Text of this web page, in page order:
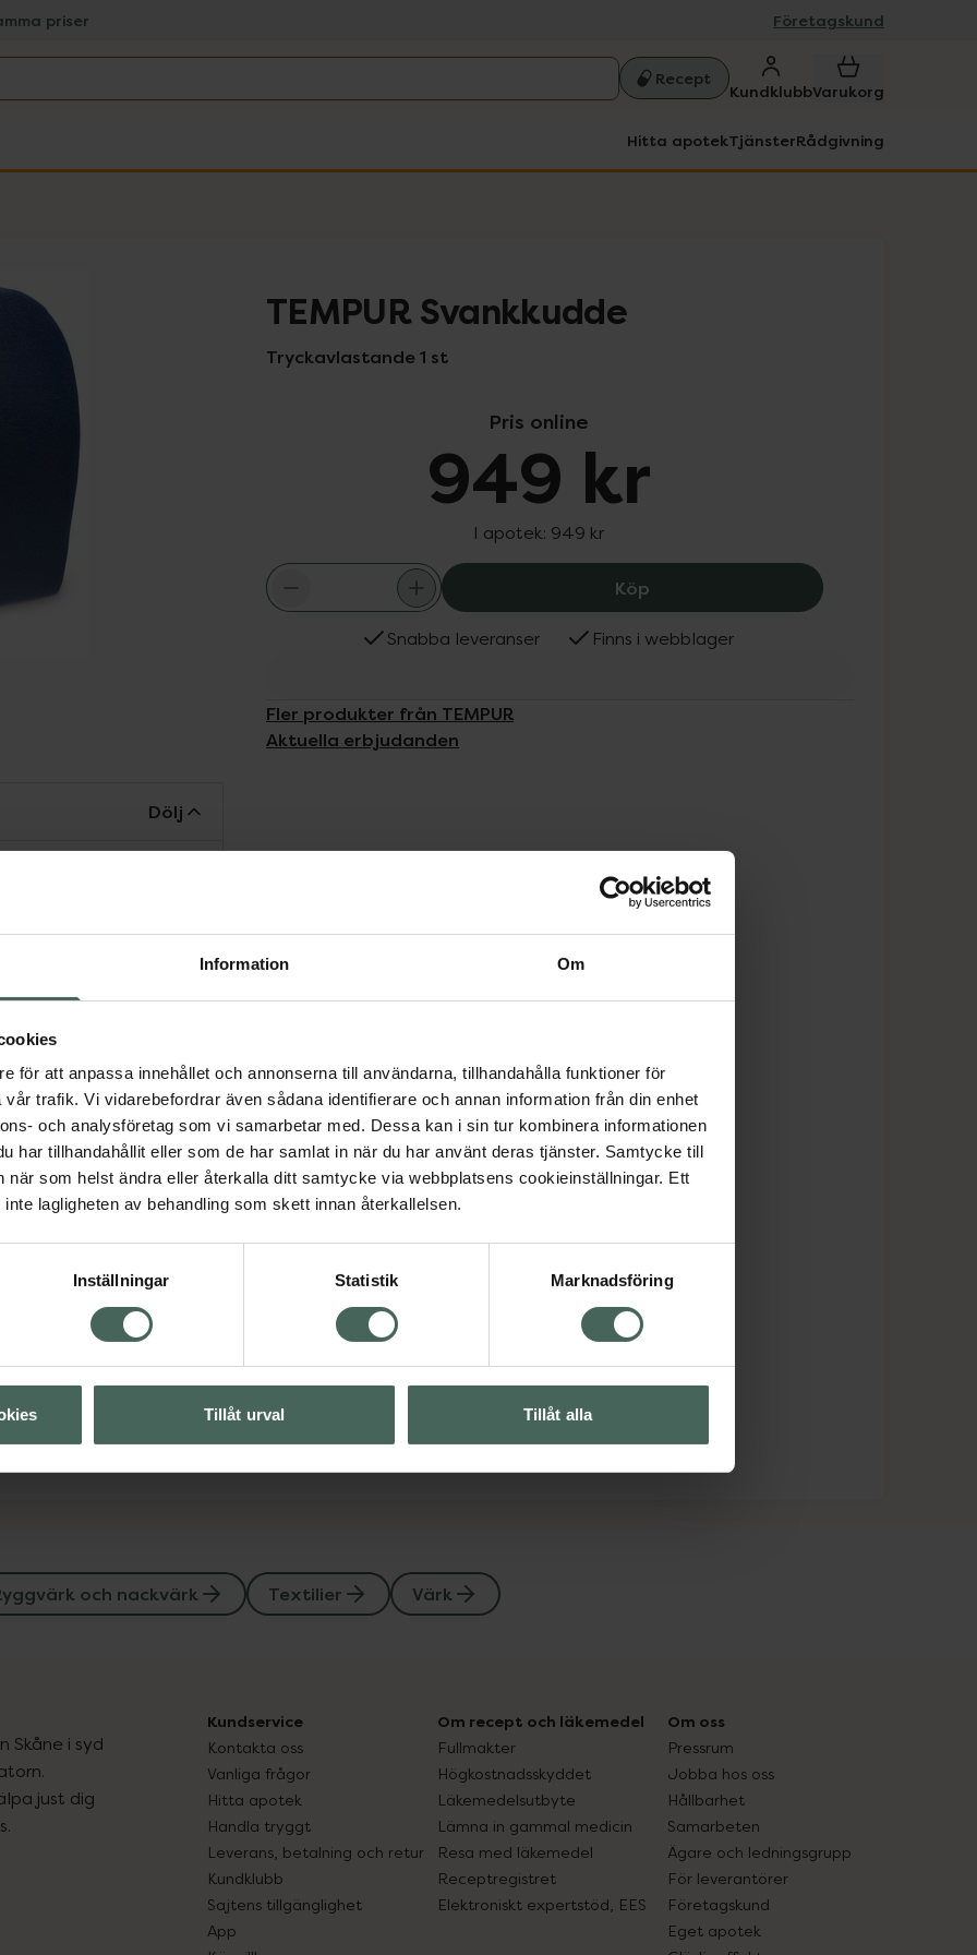
Information Om
för att anpassa innehållet och annonserna till användarna, tillhandahålla funktioner för
trafik. Vi vidarebefordrar även sådana identifierare och annan information från din enhet
och analysföretag som vi samarbetar med. Dessa kan i sin tur kombinera informationen
har tillhandahållit eller som de har samlat in när du har använt deras tjänster. Samtycke till
när som helst ändra eller återkalla ditt samtycke via webbplatsens cookieinställningar. Ett
lagligheten av behandling som skett innan återkallelsen.
Inställningar Statistik Marknadsföring
Tillåt urval Tillåt alla
priser Företagskund
Recept
KundklubbVarukorg
Hitta apotekTjänsterRådgivning
TEMPUR Svankkudde
Tryckavlastande 1 st
Pris online
949 kr
I apotek: 949 kr
Köp TEMPUR Svankkudde, 949 kr.
Snabba leveranser Finns i webblager
Fler produkter från TEMPUR
Aktuella erbjudanden
Dölj
ryggraden och ger
och de
dig som vill ha stöd
på jobbet eller kanske
utformningen, de
egenskaperna
Svankkudden
Överdrag:
av 75%
går att ta av
går ej att tvätta,
x 36 x 7 cm.
Textilier
och nackvärk Textilier Värk
Skåne i syd
just dig
Kundservice
Kontakta oss
Vanliga frågor
Hitta apotek
Handla tryggt
Leverans, betalning och retur
Kundklubb
Sajtens tillgänglighet
App
Om recept och läkemedel
Fullmakter
Högkostnadsskyddet
Läkemedelsutbyte
Lämna in gammal medicin
Resa med läkemedel
Receptregistret
Elektroniskt expertstöd, EES
Om oss
Pressrum
Jobba hos oss
Hållbarhet
Samarbeten
Ägare och ledningsgrupp
För leverantörer
Företagskund
Eget apotek